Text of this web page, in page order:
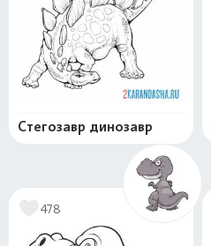
Стегозавр динозавр
478